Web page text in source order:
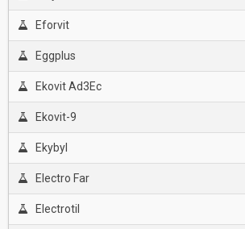
Eforvit
Eggplus
Ekovit Ad3Ec
Ekovit-9
Ekybyl
Electro Far
Electrotil